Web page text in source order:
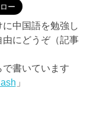
中国語を勉強し
にどうぞ（記事
書いています
」